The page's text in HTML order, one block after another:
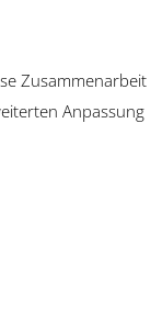
Zusammenarbeit
Anpassung